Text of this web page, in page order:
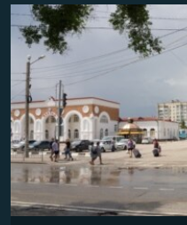
ВІДЕОУРОКИ «ELIFBE»
СВІДЧЕННЯ ОКУПАЦІЇ
УКРАЇНСЬКА ПРОБЛЕМА КРИМУ
ІНФОГРАФІКА
Русский
Qırımtatar
ДОЛУЧАЙСЯ!
Усі сайти RFE/RL